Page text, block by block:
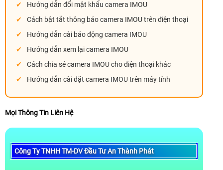
Hướng dẫn đổi mật khẩu camera IMOU
Cách bật tắt thông báo camera IMOU trên điện thoại
Hướng dẫn cài báo động camera IMOU
Hướng dẫn xem lại camera IMOU
Cách chia sẻ camera IMOU cho điện thoại khác
Hướng dẫn cài đặt camera IMOU trên máy tính
Mọi Thông Tin Liên Hệ
Công Ty TNHH TM-DV Đầu Tư An Thành Phát